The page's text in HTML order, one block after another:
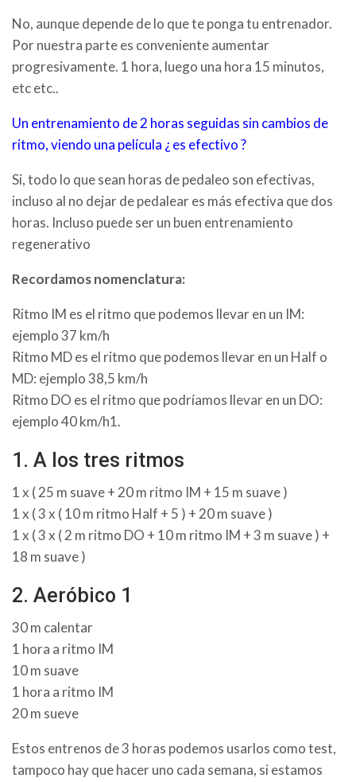
No, aunque depende de lo que te ponga tu entrenador.
Por nuestra parte es conveniente aumentar
progresivamente. 1 hora, luego una hora 15 minutos,
etc etc..
Un entrenamiento de 2 horas seguidas sin cambios de
ritmo, viendo una película ¿ es efectivo ?
Si, todo lo que sean horas de pedaleo son efectivas,
incluso al no dejar de pedalear es más efectiva que dos
horas. Incluso puede ser un buen entrenamiento
regenerativo
Recordamos nomenclatura:
Ritmo IM es el ritmo que podemos llevar en un IM:
ejemplo 37 km/h
Ritmo MD es el ritmo que podemos llevar en un Half o
MD: ejemplo 38,5 km/h
Ritmo DO es el ritmo que podríamos llevar en un DO:
ejemplo 40 km/h1.
1. A los tres ritmos
1 x ( 25 m suave + 20 m ritmo IM + 15 m suave )
1 x ( 3 x ( 10 m ritmo Half + 5 ) + 20 m suave )
1 x ( 3 x ( 2 m ritmo DO + 10 m ritmo IM + 3 m suave ) +
18 m suave )
2. Aeróbico 1
30 m calentar
1 hora a ritmo IM
10 m suave
1 hora a ritmo IM
20 m sueve
Estos entrenos de 3 horas podemos usarlos como test,
tampoco hay que hacer uno cada semana, si estamos